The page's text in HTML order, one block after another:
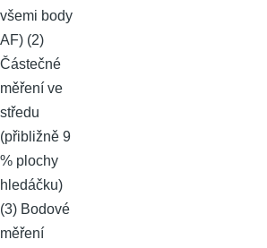
všemi body
AF) (2)
Částečné
měření ve
středu
(přibližně 9
% plochy
hledáčku)
(3) Bodové
měření